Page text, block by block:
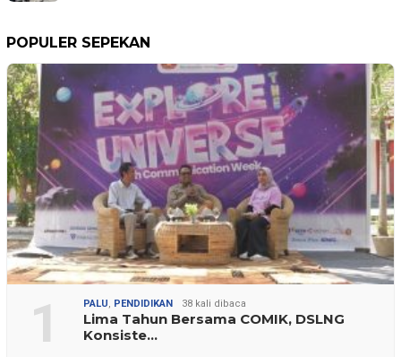
POPULER SEPEKAN
1 PALU, PENDIDIKAN 38 kali dibaca
Lima Tahun Bersama COMIK, DSLNG
Konsiste…